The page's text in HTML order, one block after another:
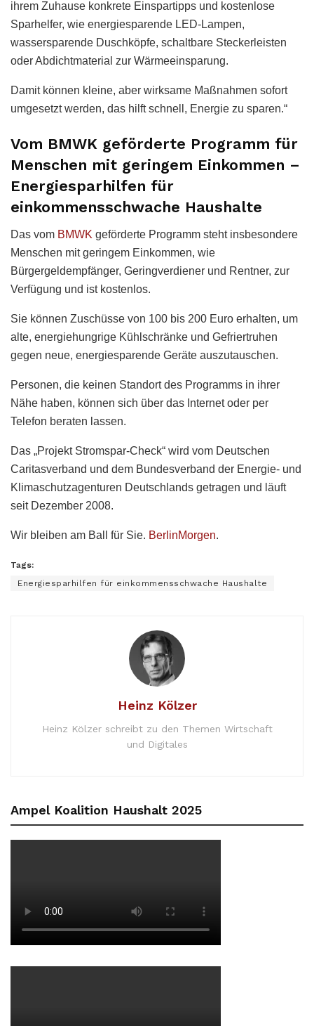
ihrem Zuhause konkrete Einspartipps und kostenlose
Sparhelfer, wie energiesparende LED-Lampen,
wassersparende Duschköpfe, schaltbare Steckerleisten
oder Abdichtmaterial zur Wärmeeinsparung.
Damit können kleine, aber wirksame Maßnahmen sofort
umgesetzt werden, das hilft schnell, Energie zu sparen.“
Vom BMWK geförderte Programm für
Menschen mit geringem Einkommen –
Energiesparhilfen für
einkommensschwache Haushalte
Das vom BMWK geförderte Programm steht insbesondere
Menschen mit geringem Einkommen, wie
Bürgergeldempfänger, Geringverdiener und Rentner, zur
Verfügung und ist kostenlos.
Sie können Zuschüsse von 100 bis 200 Euro erhalten, um
alte, energiehungrige Kühlschränke und Gefriertruhen
gegen neue, energiesparende Geräte auszutauschen.
Personen, die keinen Standort des Programms in ihrer
Nähe haben, können sich über das Internet oder per
Telefon beraten lassen.
Das „Projekt Stromspar-Check“ wird vom Deutschen
Caritasverband und dem Bundesverband der Energie- und
Klimaschutzagenturen Deutschlands getragen und läuft
seit Dezember 2008.
Wir bleiben am Ball für Sie. BerlinMorgen.
Tags:
Energiesparhilfen für einkommensschwache Haushalte
Heinz Kölzer
Heinz Kölzer schreibt zu den Themen Wirtschaft
und Digitales
Ampel Koalition Haushalt 2025